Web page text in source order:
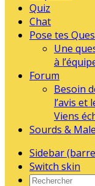
Quiz
Chat
Pose tes
Une
à
Forum
Besoin
l’avis et
Viens
Sourds &
Sidebar
Switch skin